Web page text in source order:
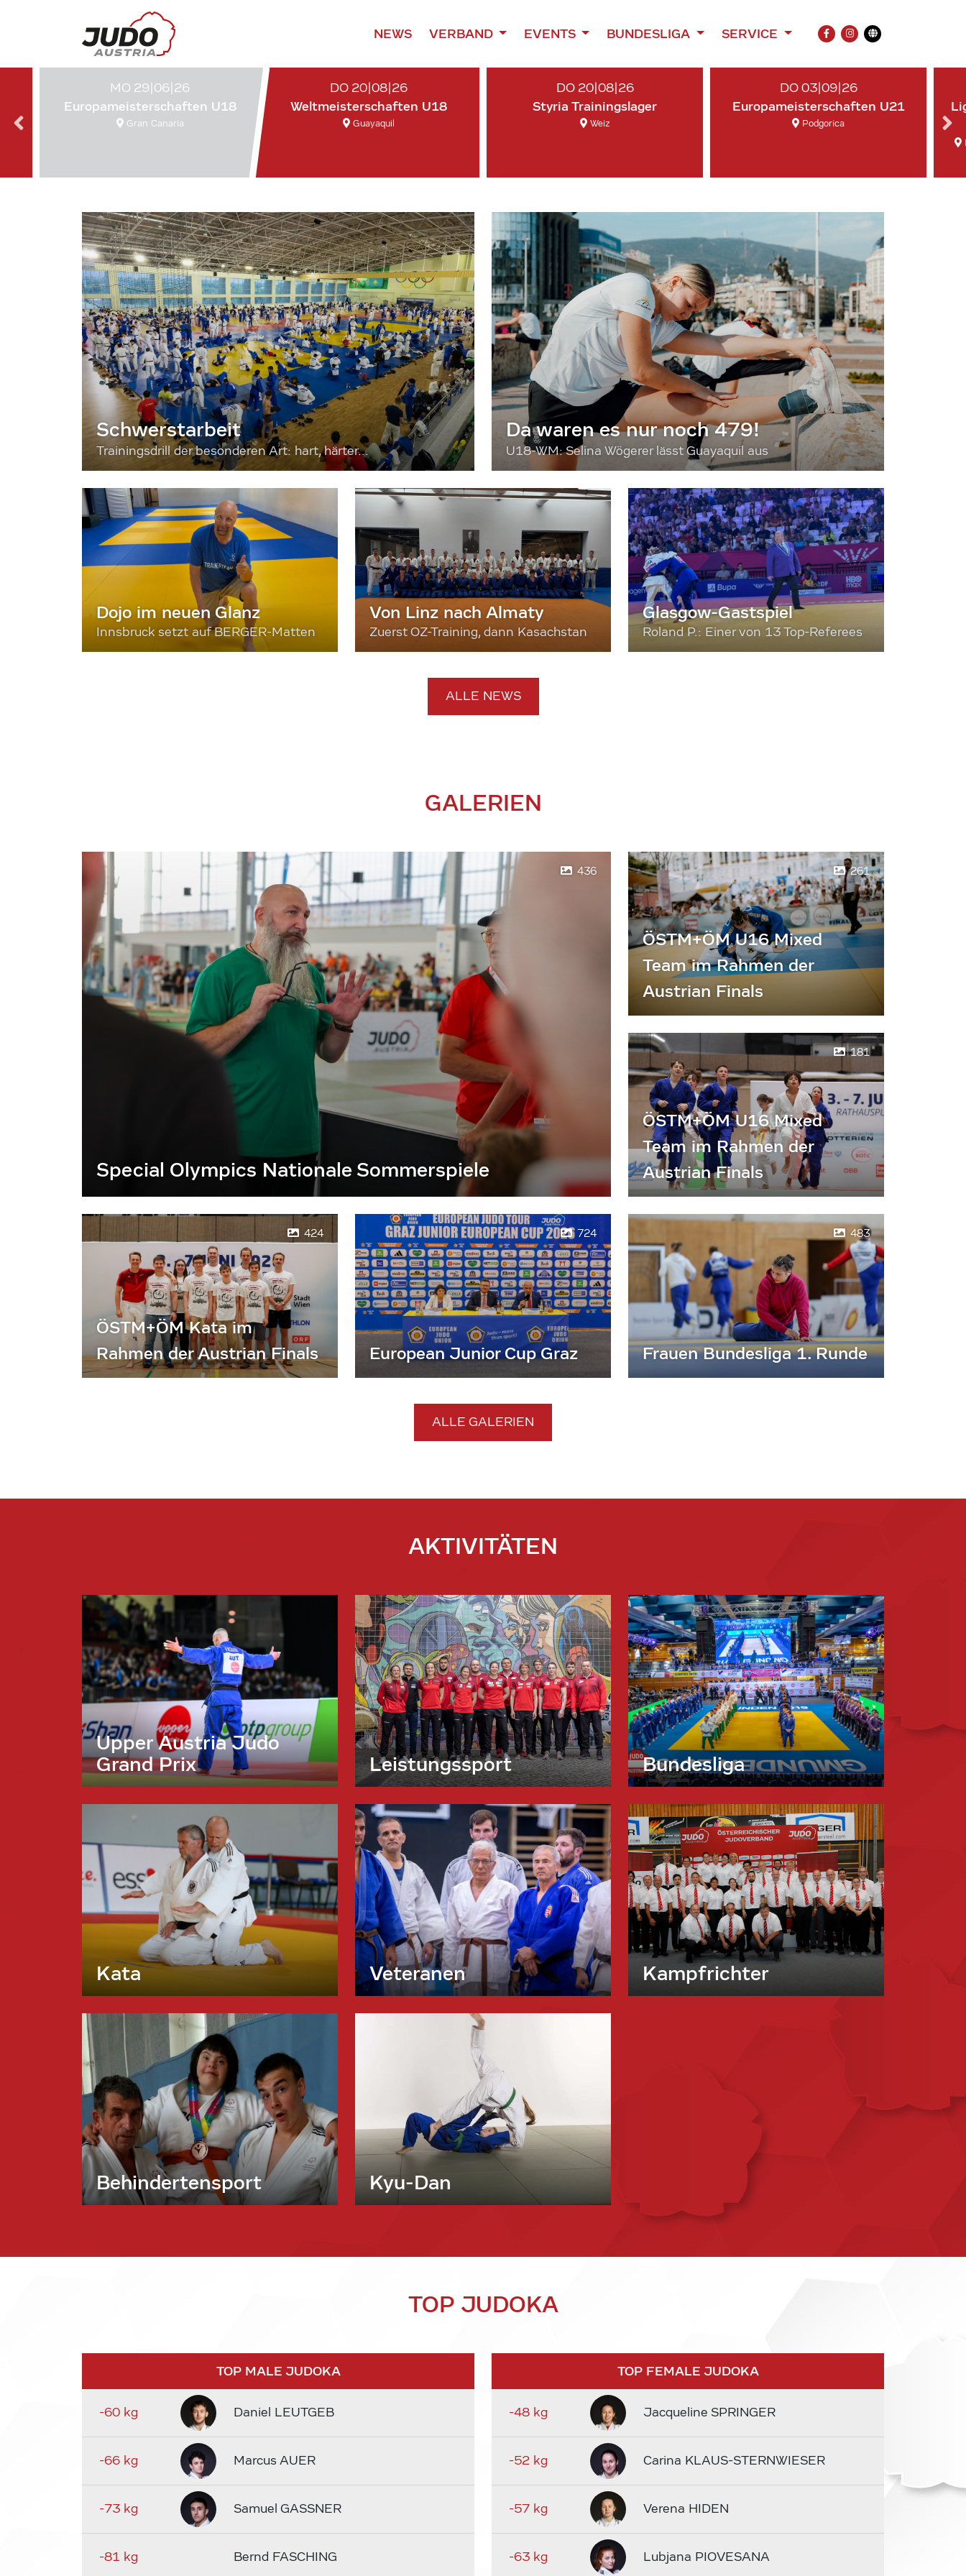
NEWS VERBAND EVENTS BUNDESLIGA SERVICE
FACEBOOK
INSTAGRAM
Übersetzung
MO 29|06|26
Europameisterschaften U18
Gran Canaria
DO 20|08|26
Weltmeisterschaften U18
Guayaquil
DO 20|08|26
Styria Trainingslager
Weiz
DO 03|09|26
Europameisterschaften U21
Podgorica
Schwerstarbeit
Trainingsdrill der besonderen Art: hart, härter...
Da waren es nur noch 479!
U18-WM: Selina Wögerer lässt Guayaquil aus
Dojo im neuen Glanz
Innsbruck setzt auf BERGER-Matten
Von Linz nach Almaty
Zuerst OZ-Training, dann Kasachstan
Glasgow-Gastspiel
Roland P.: Einer von 13 Top-Referees
ALLE NEWS
GALERIEN
436
Special Olympics Nationale Sommerspiele
261
ÖSTM+ÖM U16 Mixed
Team im Rahmen der
Austrian Finals
181
ÖSTM+ÖM U16 Mixed
Team im Rahmen der
Austrian Finals
424
ÖSTM+ÖM Kata im
Rahmen der Austrian Finals
724
European Junior Cup Graz
483
Frauen Bundesliga 1. Runde
ALLE GALERIEN
AKTIVITÄTEN
Upper Austria Judo
Grand Prix
Leistungssport Bundesliga
Kata Veteranen Kampfrichter
Behindertensport Kyu-Dan
TOP JUDOKA
TOP MALE JUDOKA
-60 kg Daniel LEUTGEB
-66 kg Marcus AUER
-73 kg Samuel GASSNER
-81 kg Bernd FASCHING
TOP FEMALE JUDOKA
-48 kg Jacqueline SPRINGER
-52 kg Carina KLAUS-STERNWIESER
-57 kg Verena HIDEN
-63 kg Lubjana PIOVESANA